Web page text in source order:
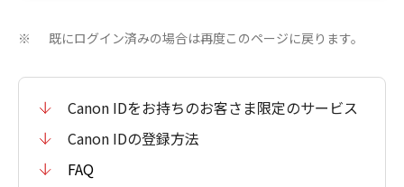
※ 既にログイン済みの場合は再度このページに戻ります。
Canon IDをお持ちのお客さま限定のサービス
Canon IDの登録方法
FAQ